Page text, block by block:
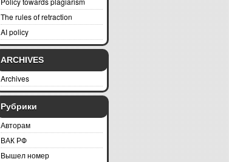
The rules of retraction
AI policy
ARCHIVES
Archives
Рубрики
Авторам
ВАК РФ
Вышел номер